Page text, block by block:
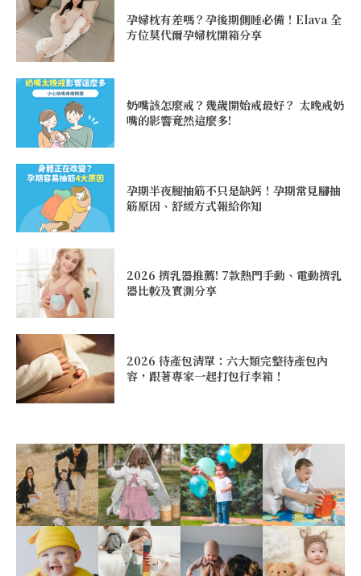
孕婦枕有差嗎？孕後期側睡必備！Elava 全
方位莫代爾孕婦枕開箱分享
奶嘴該怎麼戒？幾歲開始戒最好？ 太晚戒奶
嘴的影響竟然這麼多!
孕期半夜腿抽筋不只是缺鈣！孕期常見腳抽
筋原因、舒緩方式報給你知
2026 擠乳器推薦! 7款熱門手動、電動擠乳
器比較及實測分享
2026 待產包清單：六大類完整待產包內
容，跟著專家一起打包行李箱！